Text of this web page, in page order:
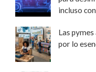
incluso
Las
por lo